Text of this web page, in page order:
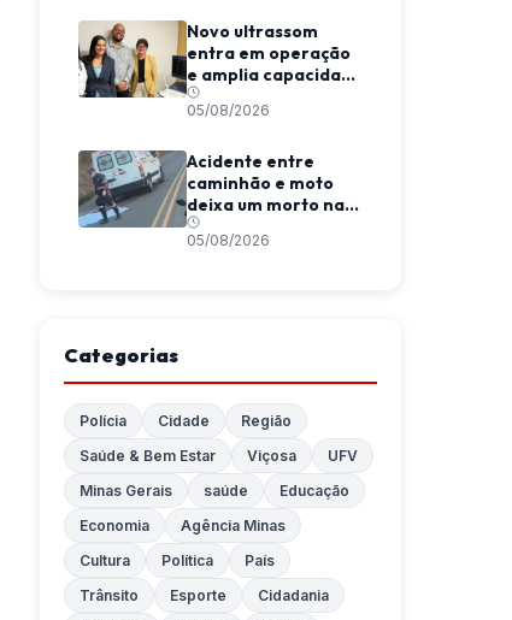
Novo ultrassom
entra em operação
e amplia capacidade
diagnóstica em
Viçosa
05/08/2026
Acidente entre
caminhão e moto
deixa um morto na
MGC-120, entre
Coimbra e São
05/08/2026
Categorias
Polícia Cidade
Região
Saúde & Bem Estar
Viçosa
UFV
Minas Gerais
saúde
Educação
Economia
Agência Minas
Cultura
Política
País
Trânsito
Esporte
Cidadania